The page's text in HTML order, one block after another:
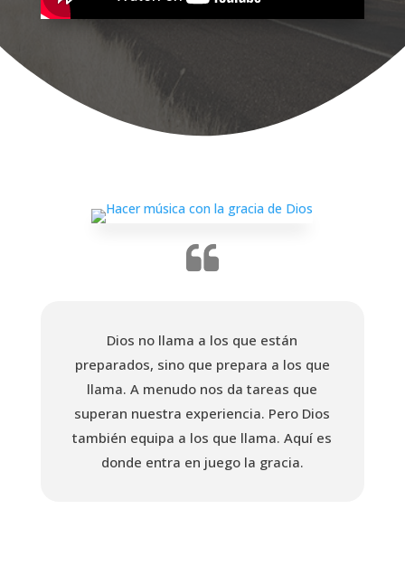
Dios no llama a los que están
preparados, sino que prepara a los que
llama. A menudo nos da tareas que
superan nuestra experiencia. Pero Dios
también equipa a los que llama. Aquí es
donde entra en juego la gracia.